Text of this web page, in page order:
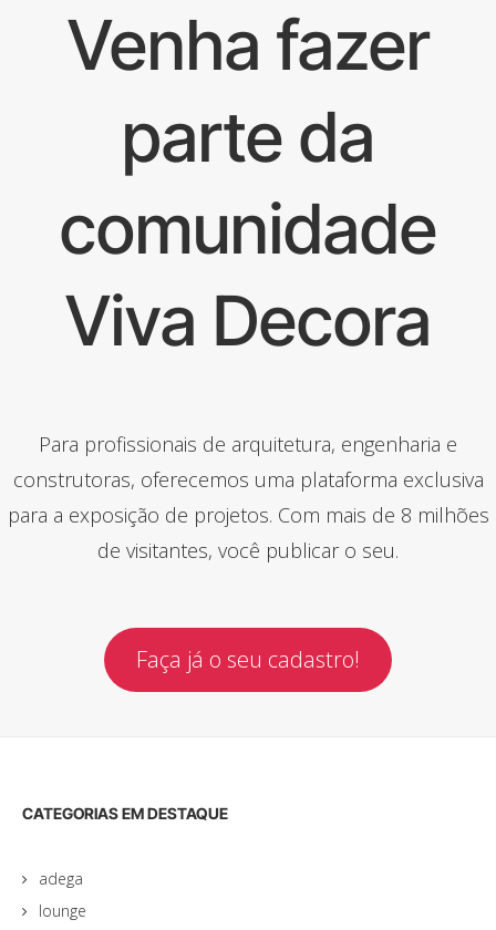
Venha fazer
parte da
comunidade
Viva Decora
Para profissionais de arquitetura, engenharia e
construtoras, oferecemos uma plataforma exclusiva
para a exposição de projetos. Com mais de 8 milhões
de visitantes, você publicar o seu.
Faça já o seu cadastro!
CATEGORIAS EM DESTAQUE
adega
lounge